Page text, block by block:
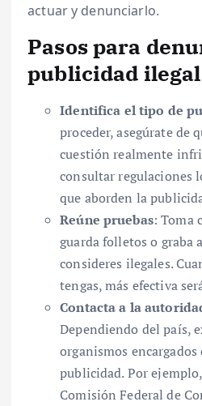
actuar y denunciarlo.
Pasos para
publicidad ilegal
Identifica el tipo de
proceder, asegúrate de
cuestión realmente
consultar regulaciones
que aborden la
Reúne pruebas: Toma
guarda folletos o graba
consideres ilegales.
tengas, más efectiva
Contacta a la
Dependiendo del país,
organismos
publicidad. Por
Comisión Federal de